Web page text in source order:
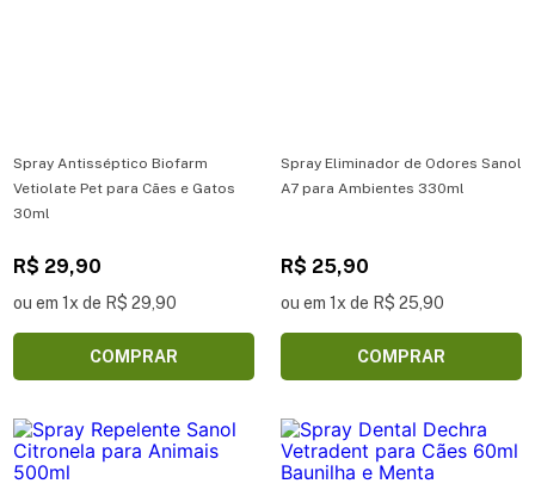
Spray Antisséptico Biofarm
Vetiolate Pet para Cães e Gatos
30ml
R$ 29,90
ou em 1x de R$ 29,90
COMPRAR
Spray Eliminador de Odores Sanol
A7 para Ambientes 330ml
R$ 25,90
ou em 1x de R$ 25,90
COMPRAR